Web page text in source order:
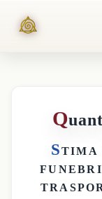
Q
STIMA